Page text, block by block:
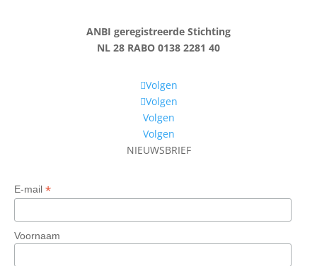
ANBI geregistreerde Stichting
NL 28 RABO 0138 2281 40
Volgen
Volgen
Volgen
Volgen
NIEUWSBRIEF
E-mail *
Voornaam